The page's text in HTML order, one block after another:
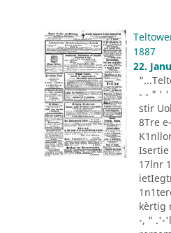
1887
22.
- - " ' '
stir
8Tre
17lnr
kèrtig
-, " .'-